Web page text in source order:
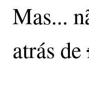
Mas...
atrás de